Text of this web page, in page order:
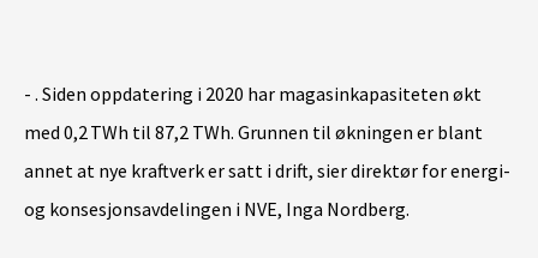
- . Siden oppdatering i 2020 har magasinkapasiteten økt
med 0,2 TWh til 87,2 TWh. Grunnen til økningen er blant
annet at nye kraftverk er satt i drift, sierdirektør for energi-
og konsesjonsavdelingen i NVE, Inga Nordberg.